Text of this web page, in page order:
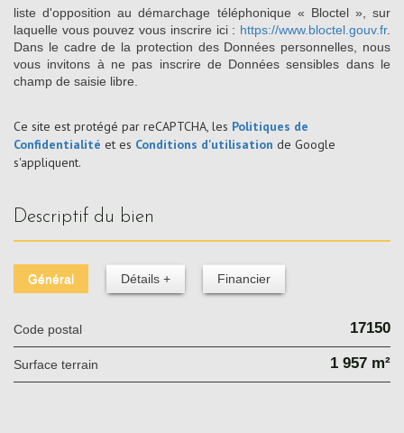
liste d'opposition au démarchage téléphonique « Bloctel », sur
laquelle vous pouvez vous inscrire ici : https://www.bloctel.gouv.fr.
Dans le cadre de la protection des Données personnelles, nous
vous invitons à ne pas inscrire de Données sensibles dans le
champ de saisie libre.
Ce site est protégé par reCAPTCHA, les Politiques de
Confidentialité et es Conditions d'utilisation de Google
s'appliquent.
descriptif du bien
Général Détails + Financier
Code postal 17150
surface terrain 1 957 m²